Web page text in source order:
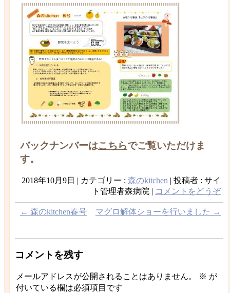
バックナンバーはこちらでご覧いただけま
す。
2018年10月9日 | カテゴリー : 森のkitchen | 投稿者 : サイ
ト管理者森病院 | コメントをどうぞ
← 森のkitchen春号 マグロ解体ショーを行いました →
コメントを残す
メールアドレスが公開されることはありません。 ※ が
付いている欄は必須項目です